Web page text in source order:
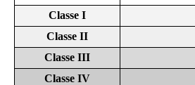
Classe I
Classe II
Classe III
Classe IV